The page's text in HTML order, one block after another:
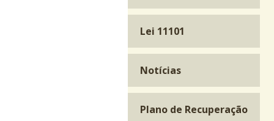
Lei 11101
Notícias
Plano de Recuperação